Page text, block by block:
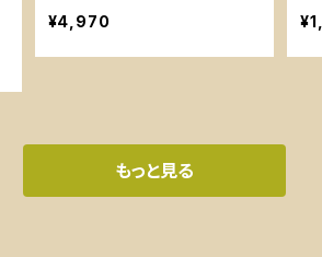
9
¥4,970
もっと見る